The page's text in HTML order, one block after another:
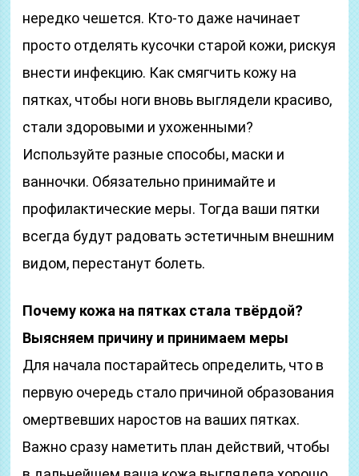
нередко чешется. Кто-то даже начинает
просто отделять кусочки старой кожи, рискуя
внести инфекцию. Как смягчить кожу на
пятках, чтобы ноги вновь выглядели красиво,
стали здоровыми и ухоженными?
Используйте разные способы, маски и
ванночки. Обязательно принимайте и
профилактические меры. Тогда ваши пятки
всегда будут радовать эстетичным внешним
видом, перестанут болеть.
Почему кожа на пятках стала твёрдой?
Выясняем причину и принимаем меры
Для начала постарайтесь определить, что в
первую очередь стало причиной образования
омертвевших наростов на ваших пятках.
Важно сразу наметить план действий, чтобы